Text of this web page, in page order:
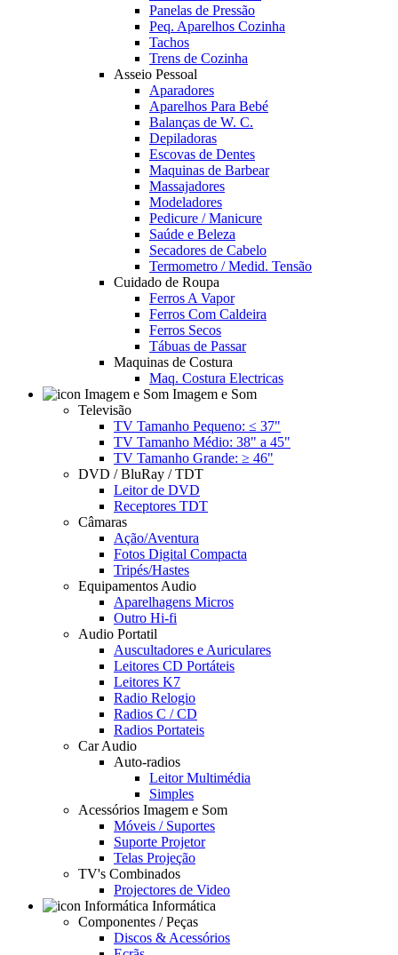
Panelas de Pressão
Peq. Aparelhos Cozinha
Tachos
Trens de Cozinha
Asseio Pessoal
Aparadores
Aparelhos Para Bebé
Balanças de W. C.
Depiladoras
Escovas de Dentes
Maquinas de Barbear
Massajadores
Modeladores
Pedicure / Manicure
Saúde e Beleza
Secadores de Cabelo
Termometro / Medid. Tensão
Cuidado de Roupa
Ferros A Vapor
Ferros Com Caldeira
Ferros Secos
Tábuas de Passar
Maquinas de Costura
Maq. Costura Electricas
Imagem e Som
Televisão
TV Tamanho Pequeno: ≤ 37"
TV Tamanho Médio: 38" a 45"
TV Tamanho Grande: ≥ 46"
DVD / BluRay / TDT
Leitor de DVD
Receptores TDT
Câmaras
Ação/Aventura
Fotos Digital Compacta
Tripés/Hastes
Equipamentos Audio
Aparelhagens Micros
Outro Hi-fi
Audio Portatil
Auscultadores e Auriculares
Leitores CD Portáteis
Leitores K7
Radio Relogio
Radios C / CD
Radios Portateis
Car Audio
Auto-radios
Leitor Multimédia
Simples
Acessórios Imagem e Som
Móveis / Suportes
Suporte Projetor
Telas Projeção
TV's Combinados
Projectores de Video
Informática
Componentes / Peças
Discos & Acessórios